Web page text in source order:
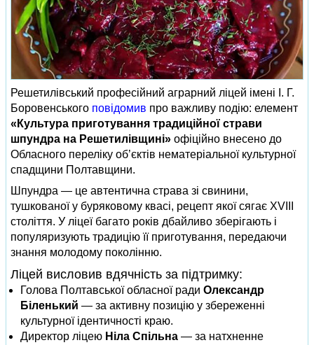
Решетилівський професійний аграрний ліцей імені І. Г.
Боровенського повідомив про важливу подію: елемент
«Культура приготування традиційної страви
шпундра на Решетилівщині» офіційно внесено до
Обласного переліку об’єктів нематеріальної культурної
спадщини Полтавщини.
Шпундра — це автентична страва зі свинини,
тушкованої у буряковому квасі, рецепт якої сягає XVIII
століття. У ліцеї багато років дбайливо зберігають і
популяризують традицію її приготування, передаючи
знання молодому поколінню.
Ліцей висловив вдячність за підтримку:
Голова Полтавської обласної ради Олександр
Біленький — за активну позицію у збереженні
культурної ідентичності краю.
Директор ліцею Ніла Спільна — за натхненне